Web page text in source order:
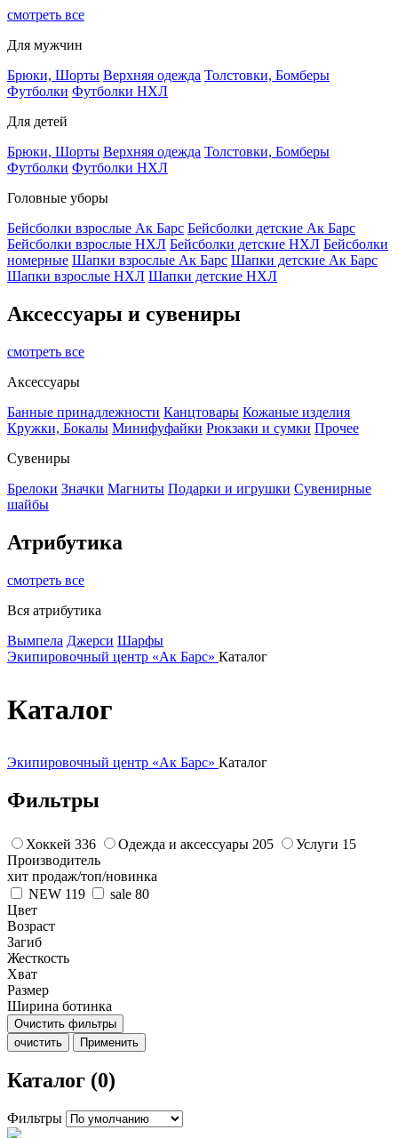
смотреть все
Для мужчин
Брюки, Шорты Верхняя одежда Толстовки, Бомберы
Футболки Футболки НХЛ
Для детей
Брюки, Шорты Верхняя одежда Толстовки, Бомберы
Футболки Футболки НХЛ
Головные уборы
Бейсболки взрослые Ак Барс Бейсболки детские Ак Барс
Бейсболки взрослые НХЛ Бейсболки детские НХЛ Бейсболки
номерные Шапки взрослые Ак Барс Шапки детские Ак Барс
Шапки взрослые НХЛ Шапки детские НХЛ
Аксессуары и сувениры
смотреть все
Аксессуары
Банные принадлежности Канцтовары Кожаные изделия
Кружки, Бокалы Минифуфайки Рюкзаки и сумки Прочее
Сувениры
Брелоки Значки Магниты Подарки и игрушки Сувенирные
шайбы
Атрибутика
смотреть все
Вся атрибутика
Вымпела Джерси Шарфы
Экипировочный центр «Ак Барс» Каталог
Каталог
Экипировочный центр «Ак Барс» Каталог
Фильтры
Хоккей 336 Одежда и аксессуары 205 Услуги 15
Производитель
хит продаж/топ/новинка
NEW 119 sale 80
Цвет
Возраст
Загиб
Жесткость
Хват
Размер
Ширина ботинка
Очистить фильтры
очистить
Применить
Каталог (0)
Фильтры